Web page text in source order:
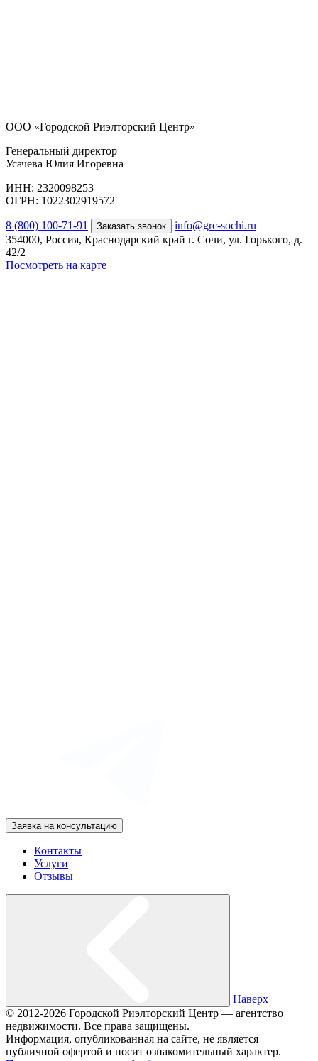
ООО «Городской Риэлторский Центр»
Генеральный директор
Усачева Юлия Игоревна
ИНН: 2320098253
ОГРН: 1022302919572
8 (800) 100-71-91 Заказать звонок
info@grc-sochi.ru
354000, Россия, Краснодарский край г. Сочи, ул. Горького, д.
42/2
Посмотреть на карте
Заявка на консультацию
Контакты
Услуги
Отзывы
Наверх
© 2012-2026 Городской Риэлторский Центр — агентство
недвижимости. Все права защищены.
Информация, опубликованная на сайте, не является
публичной офертой и носит ознакомительный характер.